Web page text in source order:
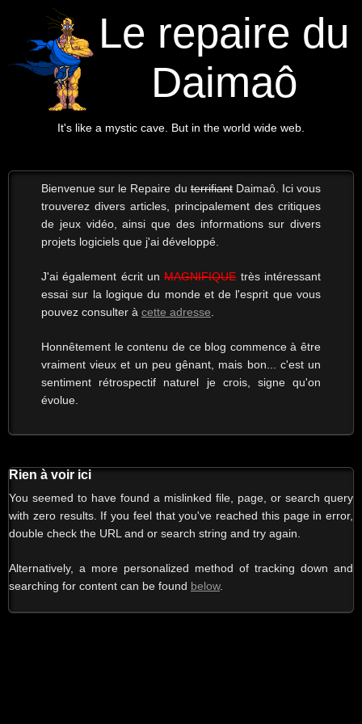
Le repaire du
Daimaô
It's like a mystic cave. But in the world wide web.
Bienvenue sur le Repaire duterrifiantDaimaô. Ici vous
trouverez divers articles, principalement des critiques
de jeux vidéo, ainsi que des informations sur divers
projets logiciels que j'ai développé.
J'ai également écrit unMAGNIFIQUEtrès intéressant
essai sur la logique du monde et de l'esprit que vous
pouvez consulter à cette adresse
Honnêtement le contenu de ce blog commence à être
vraiment vieux et un peu gênant, mais bon... c'est un
sentiment rétrospectif naturel je crois, signe qu'on
évolue.
Rien à voir ici
You seemed to have found a mislinked file, page, or search query
with zero results. If you feel that you've reached this page in error,
double check the URL and or search string and try again.
Alternatively, a more personalized method of tracking down and
searching for content can be found below.